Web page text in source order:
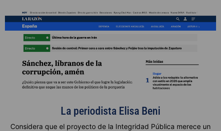
La periodista Elisa Beni
Considera que el proyecto de la Integridad Pública merece un